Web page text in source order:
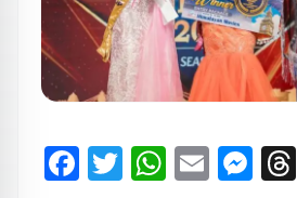
Facebook
TwitterEmail